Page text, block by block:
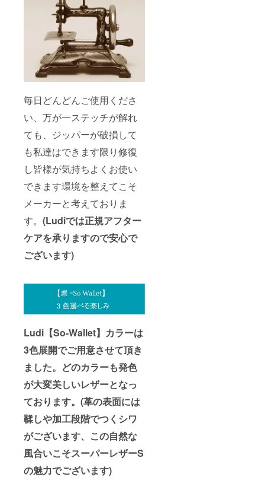
毎日どんどんご使用くださ
い、万が一ステッチが解れ
ても、ジッパーが破損して
も私達はできます限り修復
し皆様が気持ちよくお使い
できます環境を整えてこそ
メーカーと考えておりま
す。 (Ludiでは正規アフター
ケアを承りますので安心で
ございます)
Ludi【So-Wallet】カラーは
3色展開でご用意させて頂き
ました。どのカラーも発色
が大変美しいレザーとなっ
ております。(革の表面には
鞣しや加工段階でつくシワ
がございます、この自然な
風合いこそスーパーレザーS
の魅力でございます)